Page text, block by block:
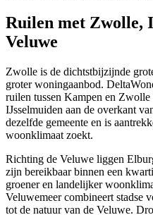
Ruilen met Zwolle,
Veluwe
Zwolle is de dichtstbijzijnde
groter woningaanbod.
ruilen tussen Kampen en
IJsselmuiden aan de overkant
dezelfde gemeente en is
woonklimaat zoekt.
Richting de Veluwe liggen
zijn bereikbaar binnen een
groener en landelijker
Veluwemeer combineert stadse
tot de natuur van de Veluwe.